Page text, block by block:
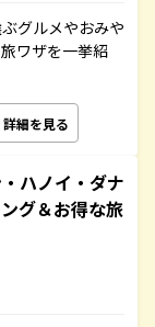
グルメやおみや
ワザを一挙紹
詳細を見る
ハノイ・ダナ
グ＆お得な旅